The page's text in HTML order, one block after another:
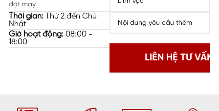
đặt may.
Thời gian:Thứ 2 đến Chủ
Nhật
Giờ hoạt động:08:00 -
18:00